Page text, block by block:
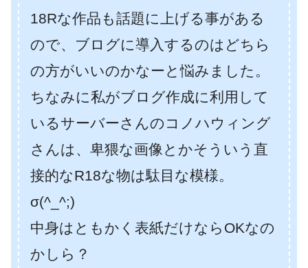
18Rな作品も話題に上げる事がある
ので、ブログに導入するのはどちら
の方がいいのかなーと悩みました。
ちなみに私がブログ作成に利用して
いるサーバーさんのコノハウィング
さんは、卑猥な画像とかそういう直
接的なR18な物は駄目な模様。
σ(^_^;)
中身はともかく表紙だけならOKなの
かしら？